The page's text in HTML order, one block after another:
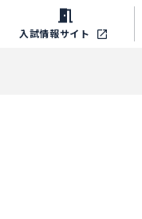
入試情報サイト